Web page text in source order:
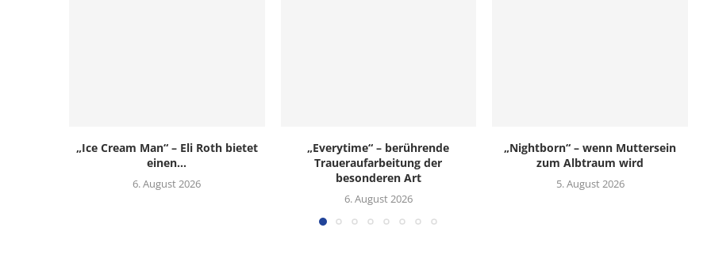
„Ice Cream Man“ – Eli Roth bietet
einen...
6. August 2026
„Everytime“ – berührende
Traueraufarbeitung der
besonderen Art
6. August 2026
„Nightborn“ – wenn Muttersein
zum Albtraum wird
5. August 2026